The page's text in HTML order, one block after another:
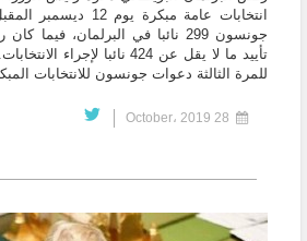
انتخابات عامة مبكرة
جونسون 299 نائبا في البرلمان،
تأييد ما لا يقل عن 424 نائبا
للمرة الثالثة دعوات جونسون للانتخابات